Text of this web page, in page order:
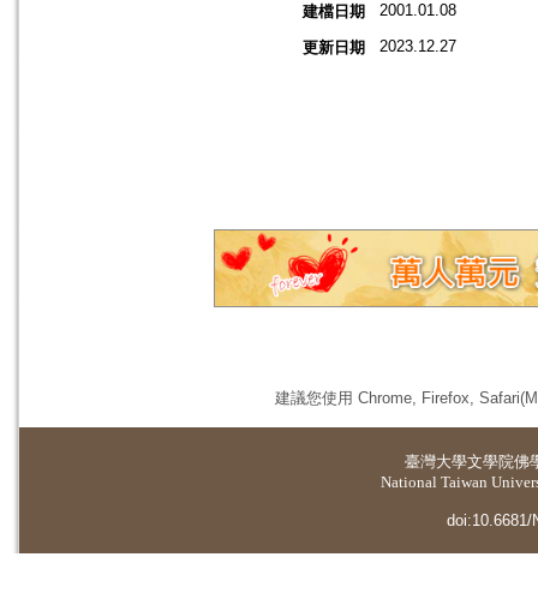
建檔日期 2001.01.08
更新日期 2023.12.27
建議您使用 Chrome, Firefox,
臺灣大學文學院佛
National Taiwan
doi:10.6681/